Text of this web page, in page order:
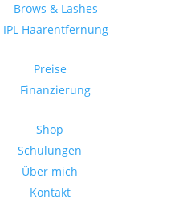
Brows & Lashes
IPL Haarentfernung
Preise
Finanzierung
Shop
Schulungen
Über mich
Kontakt